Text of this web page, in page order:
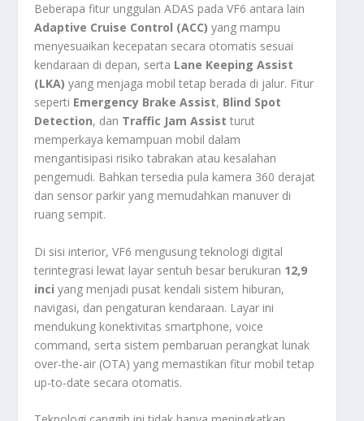
Beberapa fitur unggulan ADAS pada VF6 antara lain
Adaptive Cruise Control (ACC) yang mampu
menyesuaikan kecepatan secara otomatis sesuai
kendaraan di depan, serta Lane Keeping Assist
(LKA) yang menjaga mobil tetap berada di jalur. Fitur
seperti Emergency Brake Assist, Blind Spot
Detection, dan Traffic Jam Assist turut
memperkaya kemampuan mobil dalam
mengantisipasi risiko tabrakan atau kesalahan
pengemudi. Bahkan tersedia pula kamera 360 derajat
dan sensor parkir yang memudahkan manuver di
ruang sempit.
Di sisi interior, VF6 mengusung teknologi digital
terintegrasi lewat layar sentuh besar berukuran 12,9
inci yang menjadi pusat kendali sistem hiburan,
navigasi, dan pengaturan kendaraan. Layar ini
mendukung konektivitas smartphone, voice
command, serta sistem pembaruan perangkat lunak
over-the-air (OTA) yang memastikan fitur mobil tetap
up-to-date secara otomatis.